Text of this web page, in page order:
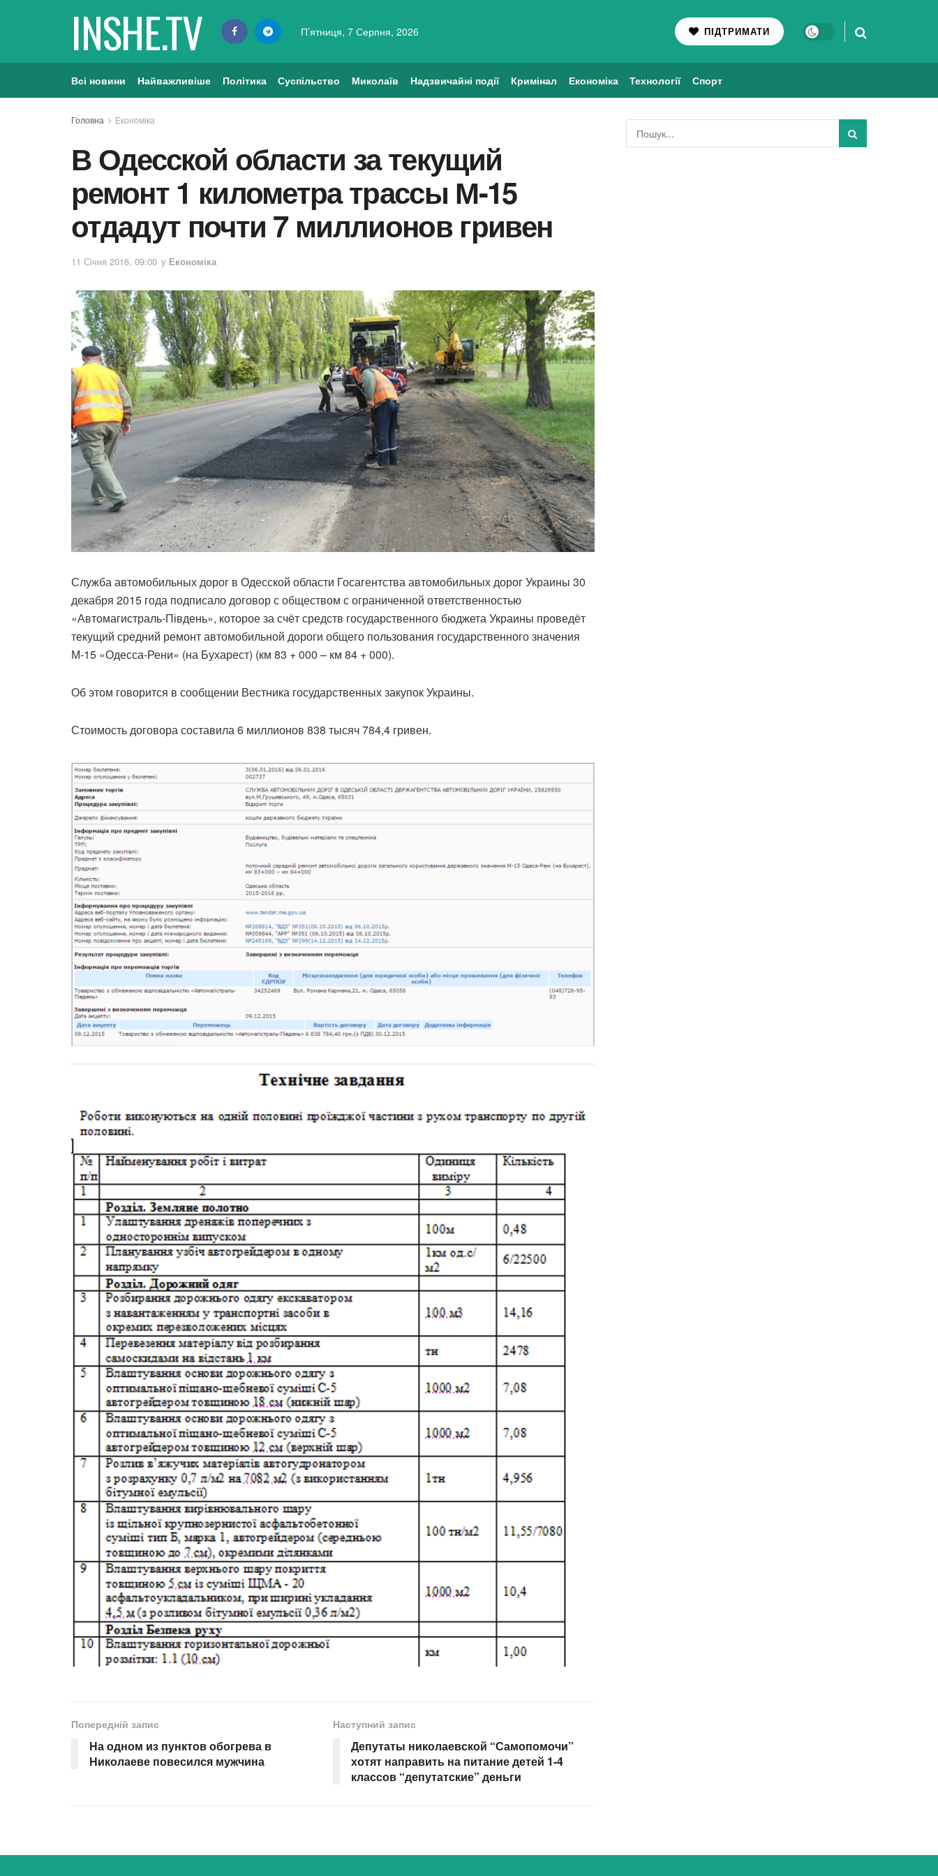
INSHE.TV П’ятниця, 7 Серпня, 2026 ПІДТРИМАТИ
Всі новини Найважливіше Політика Суспільство Миколаїв Надзвичайні події Кримінал Економіка Технології Спорт
Головна Економіка
В Одесской области за текущий
ремонт 1 километра трассы М-15
отдадут почти 7 миллионов гривен
11 Січня 2016, 09:00 у Економіка
Служба автомобильных дорог в Одесской области Госагентства автомобильных дорог Украины 30
декабря 2015 года подписало договор с обществом с ограниченной ответственностью
«Автомагистраль-Південь», которое за счёт средств государственного бюджета Украины проведёт
текущий средний ремонт автомобильной дороги общего пользования государственного значения
М-15 «Одесса-Рени» (на Бухарест) (км 83 + 000 – км 84 + 000).
Об этом говорится в сообщении Вестника государственных закупок Украины.
Стоимость договора составила 6 миллионов 838 тысяч 784,4 гривен.
Попередній запис
На одном из пунктов обогрева в
Николаеве повесился мужчина
Наступний запис
Депутаты николаевской “Самопомочи”
хотят направить на питание детей 1-4
классов “депутатские” деньги